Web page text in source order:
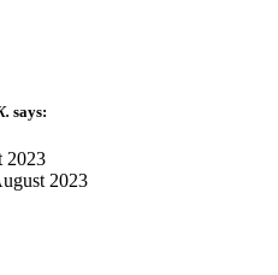
says:
2023
2023